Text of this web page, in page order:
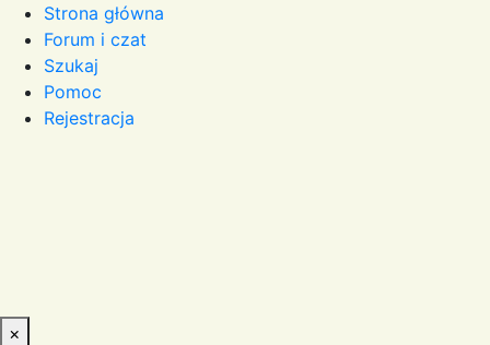
Strona główna
Forum i czat
Szukaj
Pomoc
Rejestracja
×